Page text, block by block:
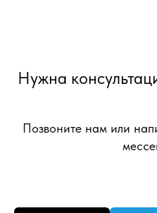
Нужна
Позвоните нам или